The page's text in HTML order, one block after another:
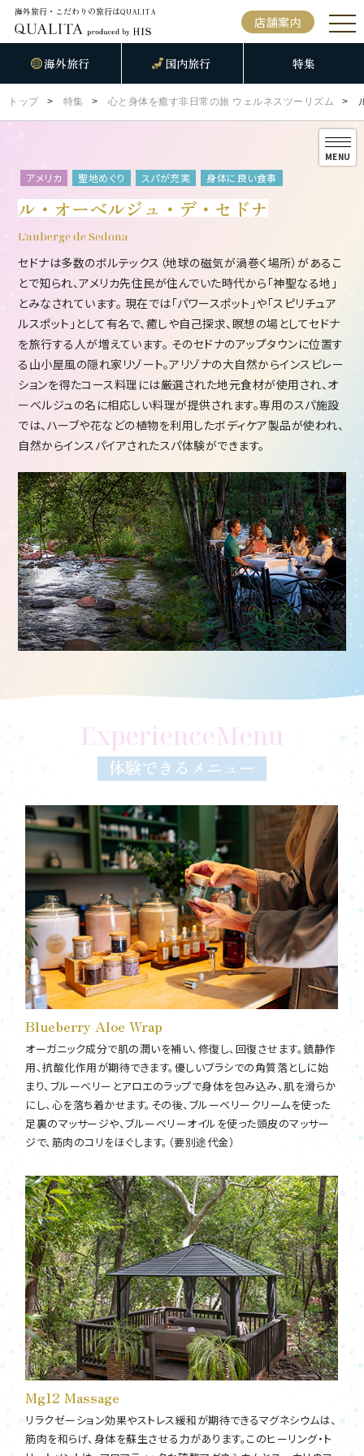
海外旅行・こだわりの旅行はQUALITA
店舗案内
海外旅行 国内旅行 特集
トップ 特集 心と身体を癒す非日常の旅 ウェルネスツーリズム
MENU
アメリカ 聖地めぐり スパが充実 身体に良い食事
ル・オーベルジュ・デ・セドナ
L'auberge de Sedona
セドナは多数のボルテックス（地球の磁気が渦巻く場所）があるこ
とで知られ、アメリカ先住民が住んでいた時代から「神聖なる地」
とみなされています。 現在では「パワースポット」や「スピリチュア
ルスポット」として有名で、癒しや自己探求、瞑想の場としてセドナ
を旅行する人が増えています。 そのセドナのアップタウンに位置す
る山小屋風の隠れ家リゾート。アリゾナの大自然からインスピレー
ションを得たコース料理には厳選された地元食材が使用され、オ
ーベルジュの名に相応しい料理が提供されます。専用のスパ施設
では、ハーブや花などの植物を利用したボディケア製品が使われ、
自然からインスパイアされたスパ体験ができます。
ExperienceMenu
体験できるメニュー
Blueberry Aloe Wrap
オーガニック成分で肌の潤いを補い、修復し、回復させます。鎮静作
用、抗酸化作用が期待できます。優しいブラシでの角質落としに始
まり、ブルーベリーとアロエのラップで身体を包み込み、肌を滑らか
にし、心を落ち着かせます。その後、ブルーベリークリームを使った
足裏のマッサージや、ブルーベリーオイルを使った頭皮のマッサー
ジで、筋肉のコリをほぐします。（要別途代金）
Mg12 Massage
リラクゼーション効果やストレス緩和が期待できるマグネシウムは、
筋肉を和らげ、身体を蘇生させる力があります。このヒーリング・ト